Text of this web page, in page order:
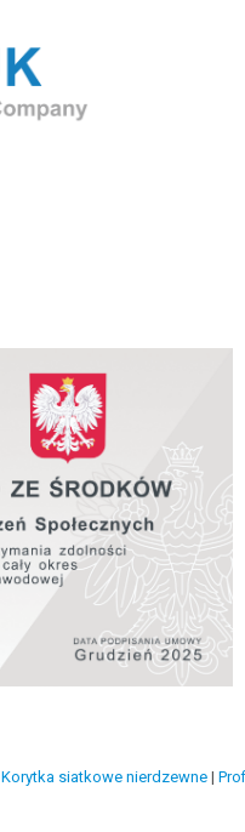
Korytka siatkowe nierdzewne |